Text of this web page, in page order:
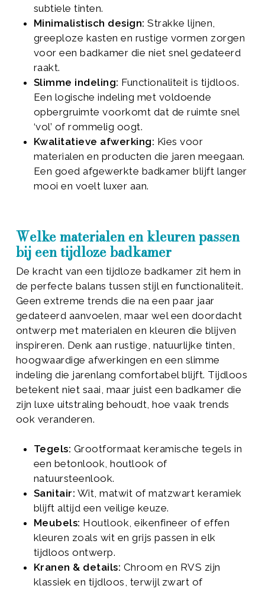
subtiele tinten.
Minimalistisch design: Strakke lijnen,
greeploze kasten en rustige vormen zorgen
voor een badkamer die niet snel gedateerd
raakt.
Slimme indeling: Functionaliteit is tijdloos.
Een logische indeling met voldoende
opbergruimte voorkomt dat de ruimte snel
‘vol’ of rommelig oogt.
Kwalitatieve afwerking: Kies voor
materialen en producten die jaren meegaan.
Een goed afgewerkte badkamer blijft langer
mooi en voelt luxer aan.
Welke materialen en kleuren passen
bij een tijdloze badkamer
De kracht van een tijdloze badkamer zit hem in
de perfecte balans tussen stijl en functionaliteit.
Geen extreme trends die na een paar jaar
gedateerd aanvoelen, maar wel een doordacht
ontwerp met materialen en kleuren die blijven
inspireren. Denk aan rustige, natuurlijke tinten,
hoogwaardige afwerkingen en een slimme
indeling die jarenlang comfortabel blijft. Tijdloos
betekent niet saai, maar juist een badkamer die
zijn luxe uitstraling behoudt, hoe vaak trends
ook veranderen.
Tegels: Grootformaat keramische tegels in
een betonlook, houtlook of
natuursteenlook.
Sanitair: Wit, matwit of matzwart keramiek
blijft altijd een veilige keuze.
Meubels: Houtlook, eikenfineer of effen
kleuren zoals wit en grijs passen in elk
tijdloos ontwerp.
Kranen & details: Chroom en RVS zijn
klassiek en tijdloos, terwijl zwart of